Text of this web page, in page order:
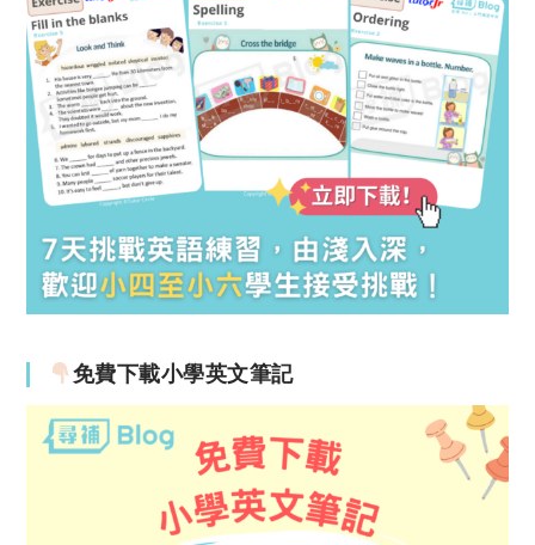
免費下載小學英文筆記